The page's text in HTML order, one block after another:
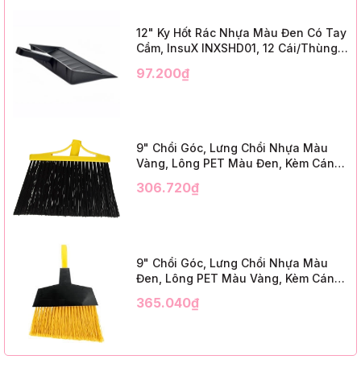
12" Ky Hốt Rác Nhựa Màu Đen Có Tay
Cầm, InsuX INXSHD01, 12 Cái/Thùng,
Black Plastic)
97.200₫
9" Chổi Góc, Lưng Chổi Nhựa Màu
Vàng, Lông PET Màu Đen, Kèm Cán
12 Bộ/Thùng (9" Angle Broom, Yellow
306.720₫
9" Chổi Góc, Lưng Chổi Nhựa Màu
Đen, Lông PET Màu Vàng, Kèm Cán
12 Bộ/Thùng (9" Angle Broom, Black
365.040₫